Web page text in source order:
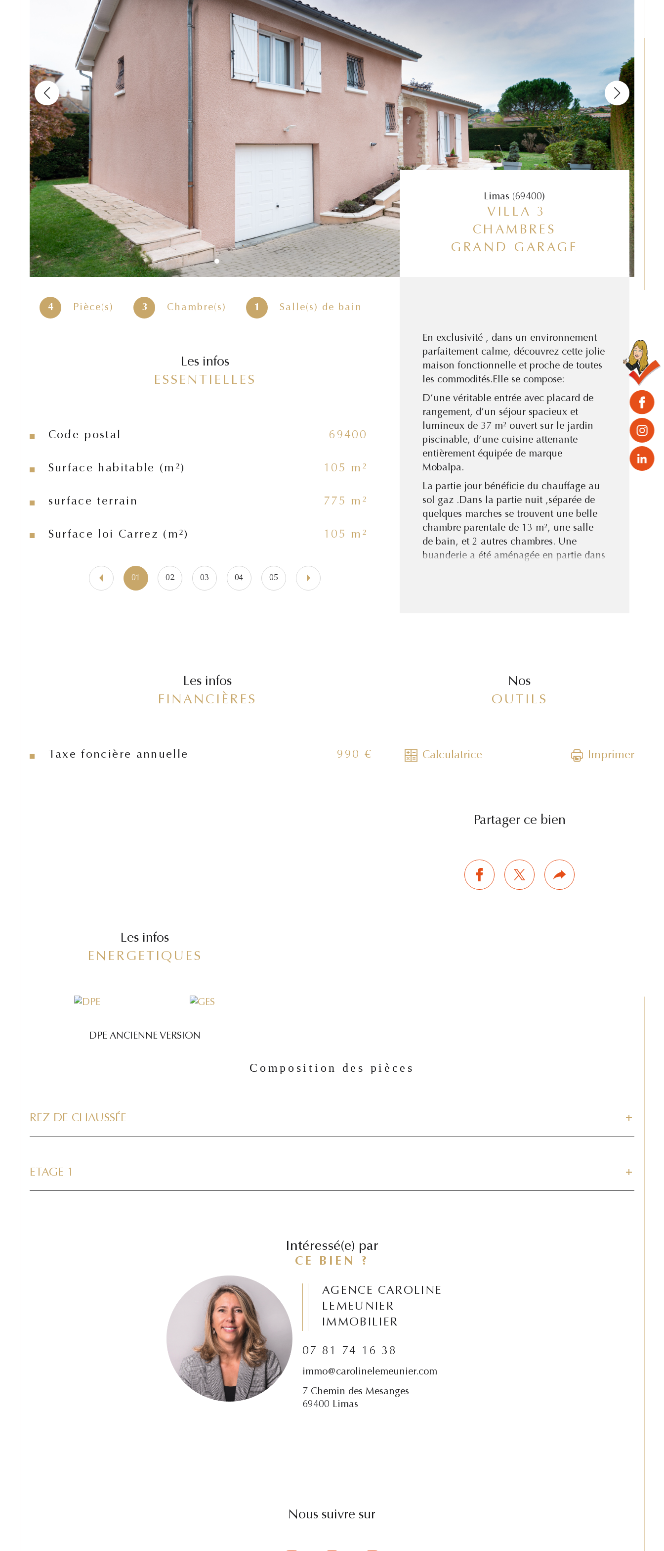
Limas (69400)
VILLA 3
CHAMBRES
GRAND GARAGE
4 Pièce(s) 3 Chambre(s) 1 Salle(s) de bain
Les infos
ESSENTIELLES
Caractéristiques Valeurs
Code postal 69400
Surface habitable (m²) 105 m²
surface terrain 775 m²
Surface loi Carrez (m²) 105 m²
Caractéristiques Valeurs
Nombre de chambre(s)
Nombre de pièces
Nombre de niveaux
Nb de salle de bains
01 02 03 04 05
En exclusivité , dans un environnement
parfaitement calme, découvrez cette jolie
maison fonctionnelle et proche de toutes
les commodités.Elle se compose:
D’une véritable entrée avec placard de
rangement, d’un séjour spacieux et
lumineux de 37 m² ouvert sur le jardin
piscinable, d’une cuisine attenante
entièrement équipée de marque
Mobalpa.
La partie jour bénéficie du chauffage au
sol gaz .Dans la partie nuit ,séparée de
quelques marches se trouvent une belle
chambre parentale de 13 m², une salle
de bain, et 2 autres chambres. Une
buanderie a été aménagée en partie dans
Les infos
FINANCIÈRES
Taxe foncière annuelle 990 €
Nos
OUTILS
Calculatrice Imprimer
Partager ce bien
Les infos
ENERGETIQUES
DPE ANCIENNE VERSION
Composition des pièces
REZ DE CHAUSSÉE
ETAGE 1
Intéressé(e) par
CE BIEN ?
AGENCE CAROLINE
LEMEUNIER
IMMOBILIER
07 81 74 16 38
immo@carolinelemeunier.com
7 Chemin des Mesanges
69400 Limas
Nous suivre sur